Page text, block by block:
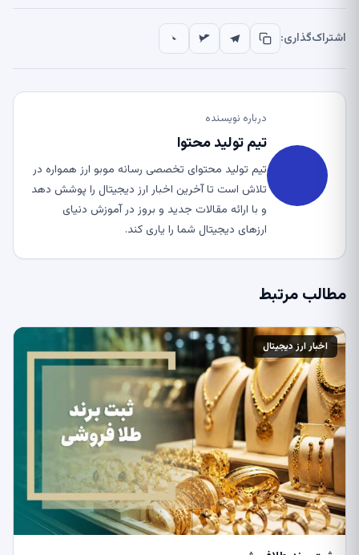
اشتراک‌گذاری:
درباره نویسنده
تیم تولید محتوا
تیم تولید محتوای تخصصی رسانه موبو ارز همواره در
تلاش است تا آخرین اخبار ارز دیجیتال را پوشش دهد
و با ارائه مقالات جدید و بروز در آموزش دنیای
ارزهای دیجیتال شما را یاری کند.
مطالب مرتبط
اخبار ارز دیجیتال